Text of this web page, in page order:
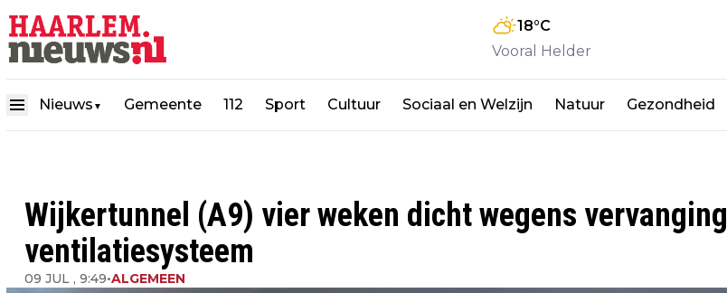
18°C
Vooral Helder
Nieuws ▼ Gemeente 112 Sport Cultuur Sociaal en Welzijn Natuur Gezondheid
Wijkertunnel (A9) vier weken dicht wegens vervanging
ventilatiesysteem
09 JUL , 9:49•ALGEMEEN